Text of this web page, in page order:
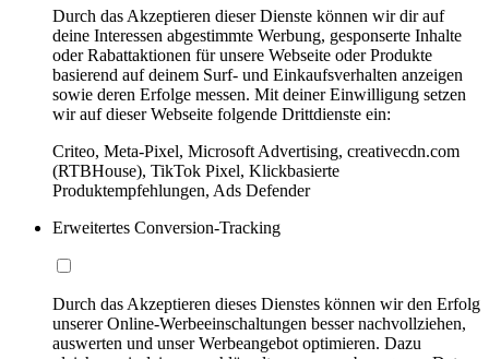
Durch das Akzeptieren dieser Dienste können wir dir auf
deine Interessen abgestimmte Werbung, gesponserte Inhalte
oder Rabattaktionen für unsere Webseite oder Produkte
basierend auf deinem Surf- und Einkaufsverhalten anzeigen
sowie deren Erfolge messen. Mit deiner Einwilligung setzen
wir auf dieser Webseite folgende Drittdienste ein:
Criteo, Meta-Pixel, Microsoft Advertising, creativecdn.com
(RTBHouse), TikTok Pixel, Klickbasierte
Produktempfehlungen, Ads Defender
Erweitertes Conversion-Tracking
Durch das Akzeptieren dieses Dienstes können wir den Erfolg
unserer Online-Werbeeinschaltungen besser nachvollziehen,
auswerten und unser Werbeangebot optimieren. Dazu